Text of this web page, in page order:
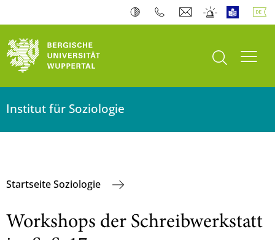
Suche öffnen
Institut für Soziologie
Startseite Soziologie
Workshops der Schreibwerkstatt